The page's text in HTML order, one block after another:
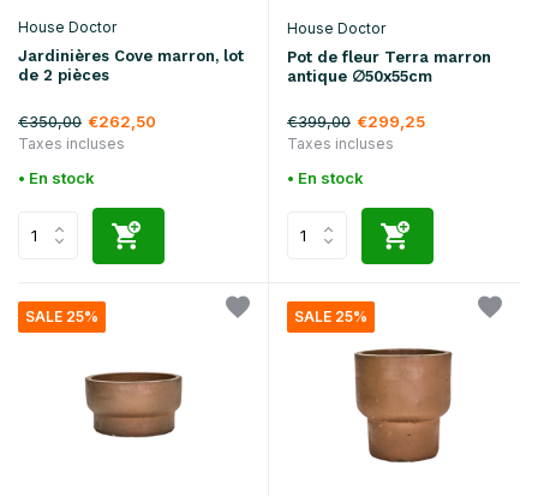
House Doctor
Jardinières Cove marron, lot
de 2 pièces
€350,00 €262,50
Taxes incluses
• En stock
House Doctor
Pot de fleur Terra marron
antique ∅50x55cm
€399,00 €299,25
Taxes incluses
• En stock
SALE 25% SALE 25%